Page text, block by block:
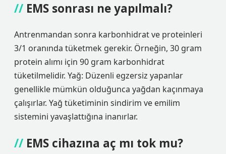
EMS sonrası ne yapılmalı?
Antrenmandan sonra karbonhidrat ve proteinleri
3/1 oranında tüketmek gerekir. Örneğin, 30 gram
protein alımı için 90 gram karbonhidrat
tüketilmelidir. Yağ: Düzenli egzersiz yapanlar
genellikle mümkün olduğunca yağdan kaçınmaya
çalışırlar. Yağ tüketiminin sindirim ve emilim
sistemini yavaşlattığına inanırlar.
EMS cihazına aç mı tok mu?